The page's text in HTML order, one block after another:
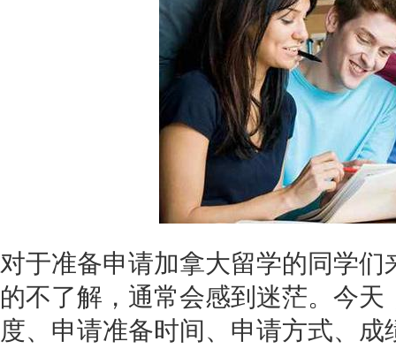
对于准备申请加拿大留学的同学
的不了解，通常会感到迷茫。今
度、申请准备时间、申请方式、